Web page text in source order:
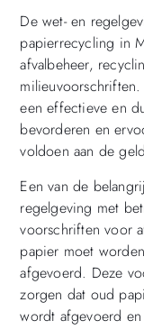
De wet- en
papierrecycling in
afvalbeheer,
een effectieve en
bevorderen en
voldoen aan de
Een van de
regelgeving met
voorschriften voor
papier moet
afgevoerd. Deze
zorgen dat oud
wordt afgevoerd